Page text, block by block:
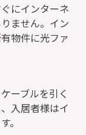
にインターネ
ません。イン
物件に光ファ
ーブルを引く
入居者様はイ
。